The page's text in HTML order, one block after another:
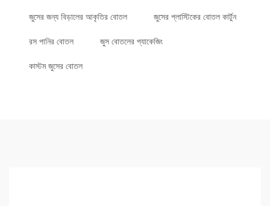
জুসের জন্য বিড়ালের আকৃতির বোতল জুসের প্লাস্টিকের বোতল কার্টুন
রস পানির বোতল জুস বোতলের প্যাকেজিং
কাস্টম জুসের বোতল